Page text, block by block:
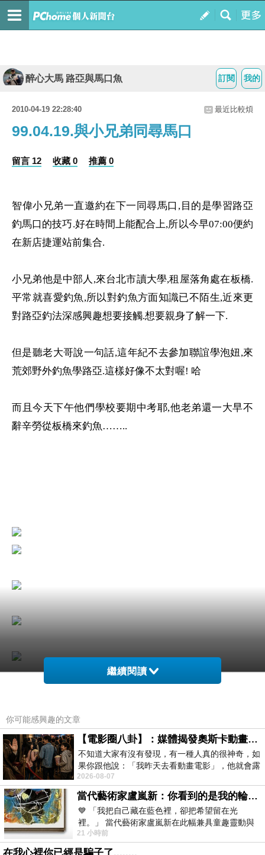
我的
訂閱
醉心大馬 路亞與馬口魚
2010-04-19 22:28:40 最近比較煩
99.04.19.與小兄弟同尋馬口
留言 12 收藏 0 推薦 0
智偉小兄弟一直邀約在下一同尋馬口 ,目的是學習路亞
釣馬口的技巧.好在時間上能配合上,所以今早07:00便約
在新店捷運站前集合.
小兄弟他是中部人 ,來台北市讀大學,租屋落角處在板橋.
平常就喜愛釣魚,所以對釣魚方面知識已不陌生,近來更
對路亞釣法深感興趣想要接觸.想要親身了解一下.
但是聽老大哥說一句話,這年紀不去參加聯誼學泡妞,來
荒郊野外釣魚學路亞.這樣好像不太對喔! 哈
而且今天下午他們學校要期中考耶,他老弟還一大早不
辭辛勞從板橋來釣魚……..
還沒法掌握要領,但在中後半段時間
由於智偉的手感正熱
到尾不準換手.夠機車吧!
稍為有偏差,小石頭就飛過來了.
繼續閱讀
你可能感興趣的文章
【電影圈八卦】：媒體揭發奧斯卡動畫項目投票醜聞！好萊塢為什麼看不起動畫電影？
不知道大家有沒有發現，有一種人真的很神奇，如
果你跟他說：「我昨天去看動畫電影」，他就會露
出一種慈祥的微笑，然後問你是不是陪小
2026-08-07
當代藝術家盧嵐新：你看到的是我的輪廓，還是你的故事？——藏在藍色裡的希望與光
💙 「我把自己藏在藍色裡，卻把希望留在光
裡。」 當代藝術家盧嵐新在此幅兼具童趣靈動與
抽象韻味的新作中，用湛藍的羽翼般色塊包覆著
21 小時前